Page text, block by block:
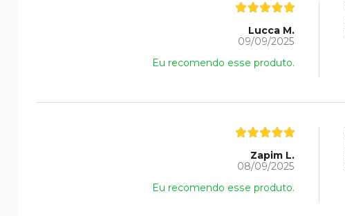
Lucca M.
09/09/2025
Eu recomendo esse produto.
Zapim L.
08/09/2025
Eu recomendo esse produto.